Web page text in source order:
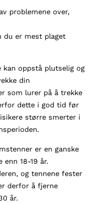
problemene over,
du er mest plaget
kan oppstå plutselig og
din
som lurer på å trekke
dette i god tid før
større smerter i
er en ganske
18-19 år.
og tennene fester
derfor å fjerne
år.